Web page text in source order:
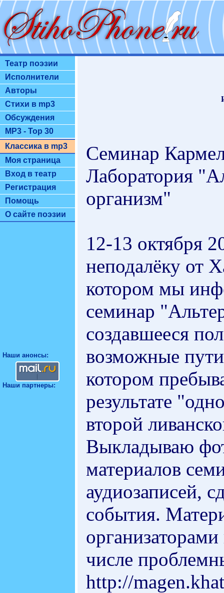
Театр поэзии
Исполнители
Авторы
Стихи в mp3
Обсуждения
MP3 - Top 30
Классика в mp3
Моя страница
Вход в театр
Регистрация
Помощь
О сайте поэзии
Наши анонсы:
Наши партнеры:
Семинар
Лаборатория
организм"
12-13 октября
неподалёку от
котором мы
семинар
создавшееся
возможные
котором
результате
второй
Выкладываю
материалов
аудиозаписей,
события.
числе
http://